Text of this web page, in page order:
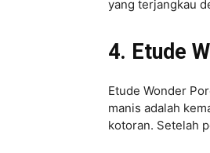
yang terjangkau
4. Etude
Etude Wonder
manis adalah
kotoran. Setelah